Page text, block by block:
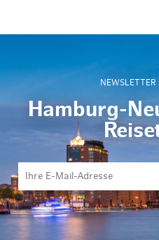
NEWSLETTER
Hamburg-